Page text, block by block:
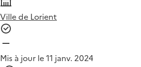
Ville de Lorient
Mis à jour le 11 janv. 2024